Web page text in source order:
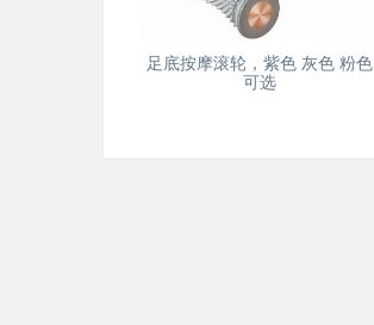
足底按摩滚轮，紫色 灰色 粉色
可选